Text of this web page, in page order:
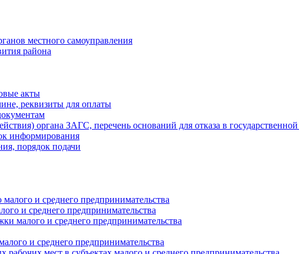
местного самоуправления
района
акты
реквизиты для оплаты
органа ЗАГС, перечень оснований для отказа в
информирования
порядок подачи
и среднего предпринимательства
и среднего предпринимательства
малого и среднего предпринимательства
и среднего предпринимательства